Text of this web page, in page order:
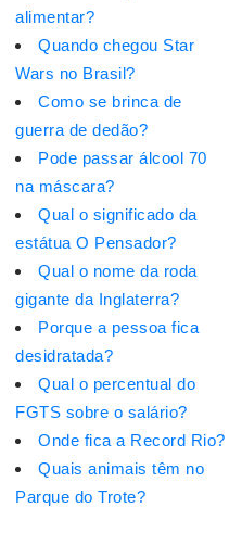
alimentar?
Quando chegou Star
Wars no Brasil?
Como se brinca de
guerra de dedão?
Pode passar álcool 70
na máscara?
Qual o significado da
estátua O Pensador?
Qual o nome da roda
gigante da Inglaterra?
Porque a pessoa fica
desidratada?
Qual o percentual do
FGTS sobre o salário?
Onde fica a Record Rio?
Quais animais têm no
Parque do Trote?